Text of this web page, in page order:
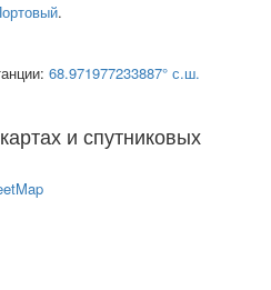
.
68.971977233887° с.ш.
и спутниковых